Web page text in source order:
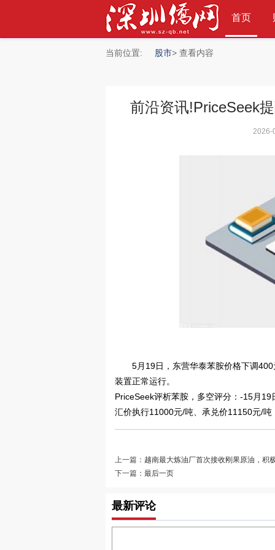
首页
当前位置:
»
股市> 查看内容
前沿资讯!PriceSeek
2026-
5月19日，东营华泰苯胺价格下调
装置正常运行。
PriceSeek评析苯胺，多空评分：-15月
汇价执行11000元/吨、承兑价11150元/
上一篇： 越南最大炼油厂首次接收刚果原油，积
下一篇： 最后一页
最新评论